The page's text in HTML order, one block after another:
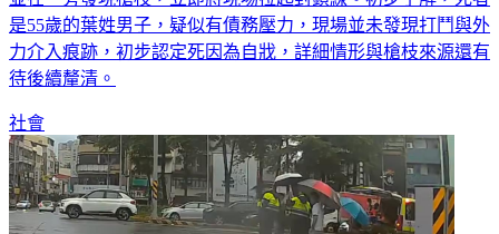
是55歲的葉姓男子，疑似有債務壓力，現場並未發現打鬥與外
力介入痕跡，初步認定死因為自戕，詳細情形與槍枝來源還有
待後續釐清。
社會